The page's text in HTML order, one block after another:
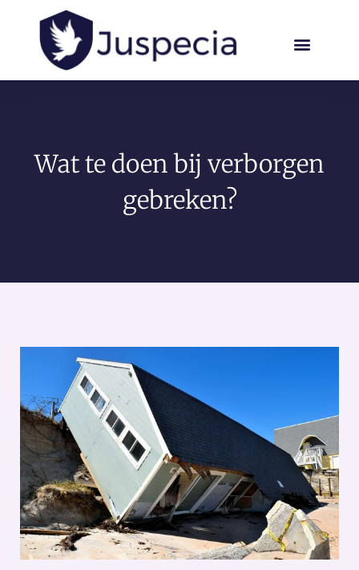
Wat te doen bij verborgen
gebreken?